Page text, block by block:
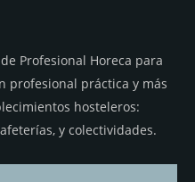
Profesional Horeca para
profesional práctica y más
hosteleros:
y colectividades.